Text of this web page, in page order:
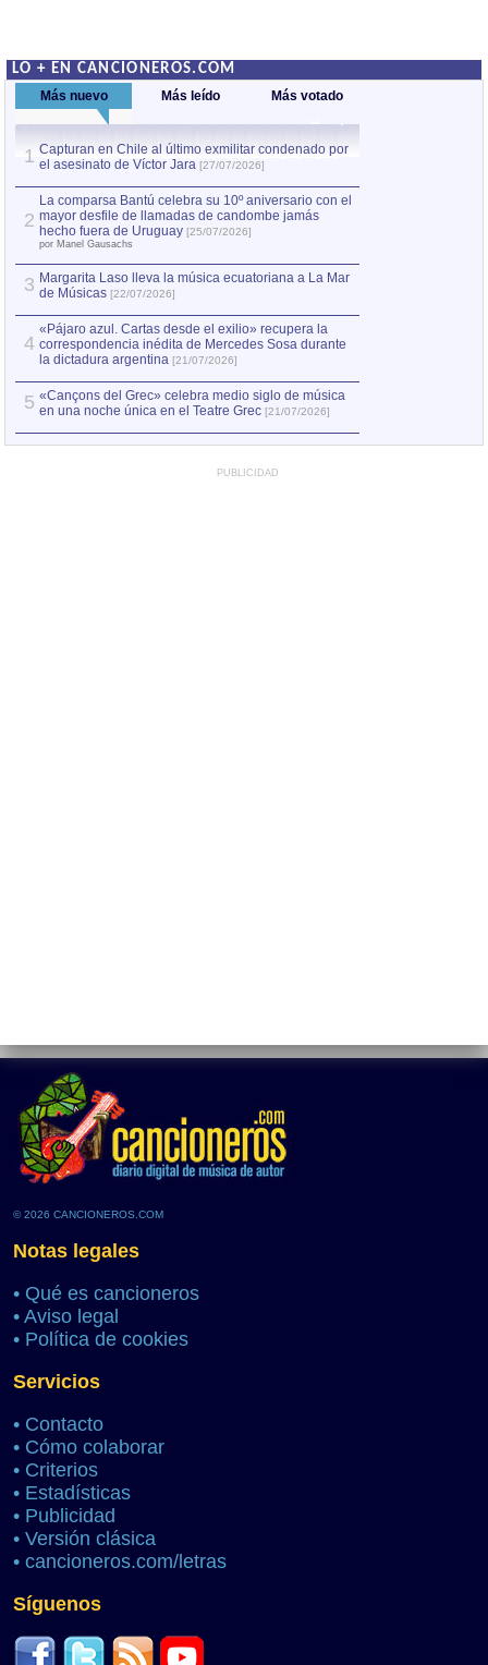
LO + EN CANCIONEROS.COM
Más nuevo Más leído Más votado
1 Capturan en Chile al último exmilitar condenado por
el asesinato de Víctor Jara [27/07/2026]
2
La comparsa Bantú celebra su 10º aniversario con el
mayor desfile de llamadas de candombe jamás
hecho fuera de Uruguay [25/07/2026]
por Manel Gausachs
3 Margarita Laso lleva la música ecuatoriana a La Mar
de Músicas [22/07/2026]
4
«Pájaro azul. Cartas desde el exilio» recupera la
correspondencia inédita de Mercedes Sosa durante
la dictadura argentina [21/07/2026]
5 «Cançons del Grec» celebra medio siglo de música
en una noche única en el Teatre Grec [21/07/2026]
PUBLICIDAD
© 2026 CANCIONEROS.COM
Notas legales
• Qué es cancioneros
• Aviso legal
• Política de cookies
Servicios
• Contacto
• Cómo colaborar
• Criterios
• Estadísticas
• Publicidad
• Versión clásica
• cancioneros.com/letras
Síguenos